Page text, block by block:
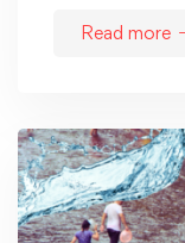
Read more